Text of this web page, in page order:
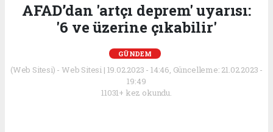
AFAD’dan 'artçı deprem' uyarısı:
'6 ve üzerine çıkabilir'
GÜNDEM
(Web Sitesi) - Web Sitesi | 19.02.2023 - 14:46, Güncelleme: 21.02.2023 -
19:49
11031+ kez okundu.